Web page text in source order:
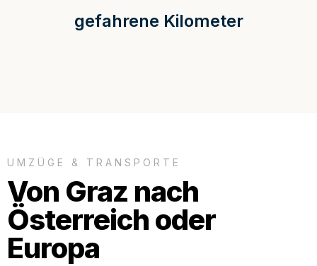
gefahrene Kilometer
UMZÜGE & TRANSPORTE
Von Graz nach
Österreich oder
Europa